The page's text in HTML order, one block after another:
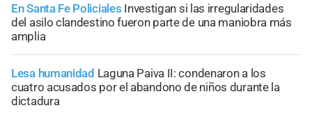
En Santa Fe Policiales Investigan si las irregularidades
del asilo clandestino fueron parte de una maniobra más
amplia
Lesa humanidad Laguna Paiva II: condenaron a los
cuatro acusados por el abandono de niños durante la
dictadura